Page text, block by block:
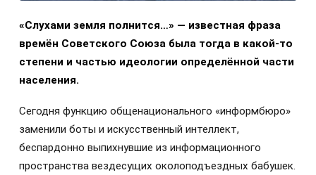
«Слухами земля полнится…» — известная фраза
времён Советского Союза была тогда в какой-то
степени и частью идеологии определённой части
населения.
Сегодня функцию общенационального «информбюро»
заменили боты и искусственный интеллект,
беспардонно выпихнувшие из информационного
пространства вездесущих околоподъездных бабушек.